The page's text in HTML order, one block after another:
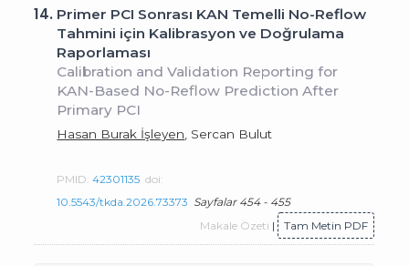
14. Primer PCI Sonrası KAN Temelli No-Reflow
Tahmini için Kalibrasyon ve Doğrulama
Raporlaması
Calibration and Validation Reporting for
KAN-Based No-Reflow Prediction After
Primary PCI
Hasan Burak İşleyen , Sercan Bulut
PMID:42301135 doi:
10.5543/tkda.2026.73373 Sayfalar 454 - 455
Makale Özeti | Tam Metin PDF